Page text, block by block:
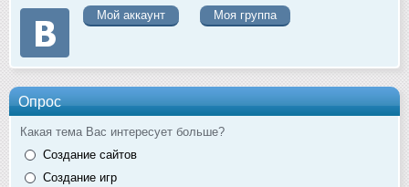
Мой аккаунт
Моя группа
Опрос
Какая тема Вас интересует больше?
Создание сайтов
Создание игр